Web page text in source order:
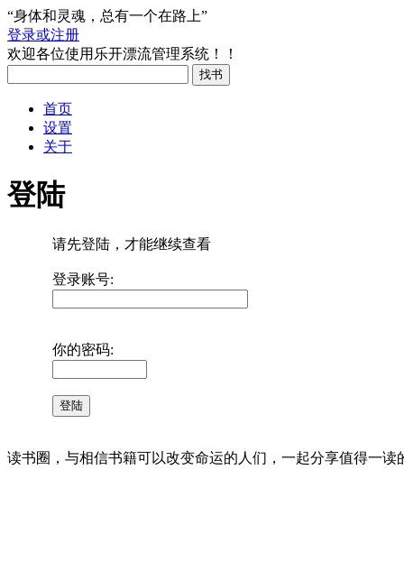
“身体和灵魂，总有一个在路上”
登录或注册
欢迎各位使用乐开漂流管理系统！！
首页
设置
关于
登陆
请先登陆，才能继续查看
登录账号:
你的密码:
读书圈，与相信书籍可以改变命运的人们，一起分享值得一读